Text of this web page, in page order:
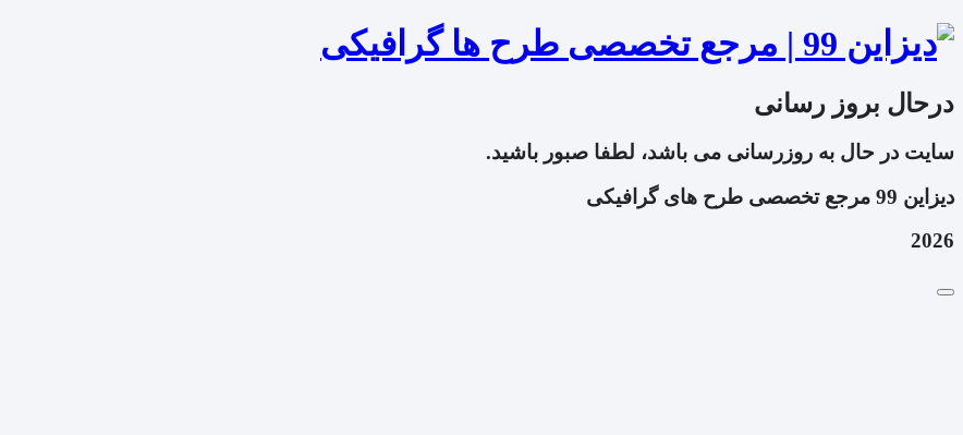
درحال بروز رسانی
سایت در حال به روزرسانی می باشد، لطفا صبور باشید.
دیزاین 99 مرجع تخصصی طرح های گرافیکی
2026